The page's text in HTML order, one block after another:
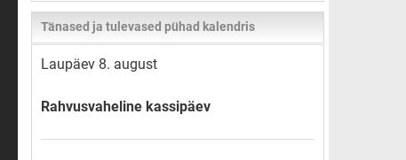
lehelt
Tänased ja tulevased pühad kalendris
Laupäev 8. august
Rahvusvaheline kassipäev